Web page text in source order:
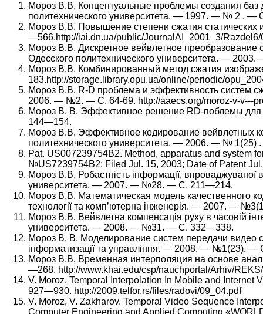
Мороз В.В. Концептуальные проблемы создания
политехнического университета. — 1997. — № 2 . —
Мороз В.В. Повышение степени сжатия
—566.http://iai.dn.ua/public/JournalAI_2001_3/
Мороз В.В. Дискретное вейвлетное
Одесского политехнического университета. —
Мороз В.В. Комбинированный метод сжатия
183.http://storage.library.opu.ua/online/periodic/
Мороз В.В. R-D проблема и эффективность систем
2006. — №2. — С. 64-69. http://aaecs.org/moroz-v-v---
Мороз В. В. Эффективное решение RD-поблемы
144—154.
Мороз В.В. Эффективное кодирование вейвлетных
политехнического университета. — 2006. — №
Pat. US007239754B2. Method, apparatus and system
№US7239754B2; Filed Jul. 15, 2003; Date of Patent
Мороз В.В. Робастність інформації,
университета. — 2007. — №28. — С. 211—214.
Мороз В.В. Математическая модель качественного
технології та комп’ютерна інженерія. — 2007. —
Мороз В.В. Вейвлетна компенсація руху в часовій
университета. — 2008. — №31. — С. 332—338.
Мороз В. В. Моделирование систем передачи видео
інформатизації та управління. — 2008. — №1(23).
Мороз В.В. Временная интерполяция на основе
—268. http://www.khai.edu/csp/nauchportal/Arhiv/
V. Moroz. Temporal Interpolation In Mobile and
927—930. http://2009.telfor.rs/files/radovi/09_04.pdf
V. Moroz, V. Zakharov. Temporal Video Sequence